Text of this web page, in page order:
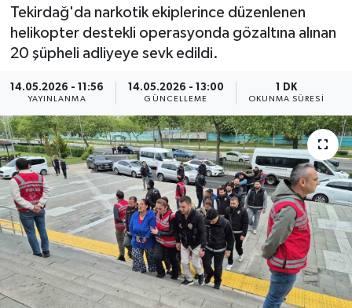
Tekirdağ'da narkotik ekiplerince düzenlenen
helikopter destekli operasyonda gözaltına alınan
20 şüpheli adliyeye sevk edildi.
14.05.2026 - 11:56
YAYINLANMA
14.05.2026 - 13:00
GÜNCELLEME
1 DK
OKUNMA SÜRESI
MEDYA
RÖPORTAJLAR
SAĞLIK
SİYASET
GÜNCEL
SPOR
Haber Arşivi